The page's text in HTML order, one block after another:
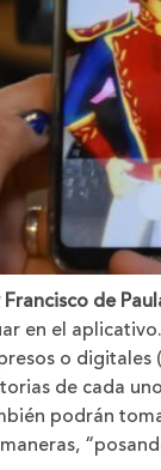
de
en el
o digitales
de cada
podrán